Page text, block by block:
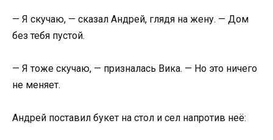
— Я скучаю, — сказал Андрей, глядя на жену. — Дом
без тебя пустой.
— Я тоже скучаю, — призналась Вика. — Но это ничего
не меняет.
Андрей поставил букет на стол и сел напротив неё: